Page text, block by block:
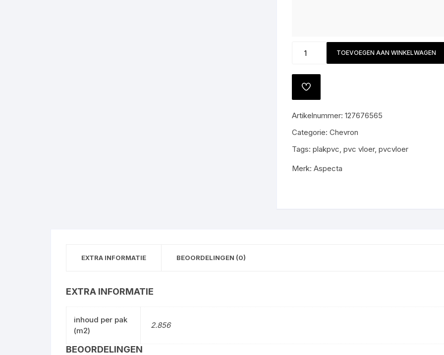
0,55PU
All-
€70,-
m2
gelegd
aantal
TOEVOEGEN AAN WINKELWAGEN
TOEVOEGEN
AAN
Artikelnummer: 127676565
Categorie: Chevron
Tags: plakpvc, pvc vloer, pvcvloer
Merk: Aspecta
EXTRA INFORMATIE BEOORDELINGEN (0)
EXTRA INFORMATIE
inhoud per pak
(m2)
2.856
BEOORDELINGEN